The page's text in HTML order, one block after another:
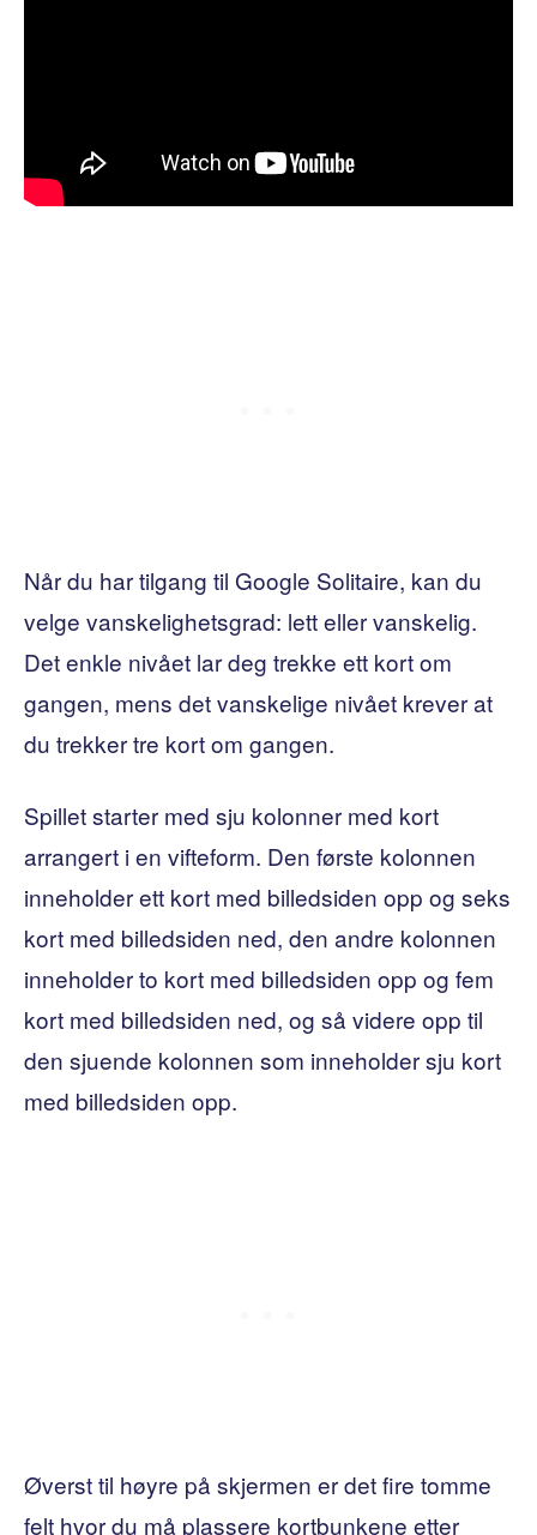
Når du har tilgang til Google Solitaire, kan du
velge vanskelighetsgrad: lett eller vanskelig.
Det enkle nivået lar deg trekke ett kort om
gangen, mens det vanskelige nivået krever at
du trekker tre kort om gangen.
Spillet starter med sju kolonner med kort
arrangert i en vifteform. Den første kolonnen
inneholder ett kort med billedsiden opp og seks
kort med billedsiden ned, den andre kolonnen
inneholder to kort med billedsiden opp og fem
kort med billedsiden ned, og så videre opp til
den sjuende kolonnen som inneholder sju kort
med billedsiden opp.
Øverst til høyre på skjermen er det fire tomme
felt hvor du må plassere kortbunkene etter